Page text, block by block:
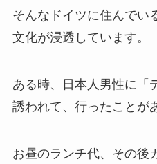
そんなドイツに住んでい
文化が浸透しています。
ある時、日本人男性に「
誘われて、行ったことが
お昼のランチ代、その後